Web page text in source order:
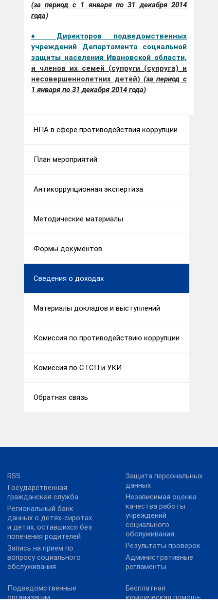
(за период с 1 января по 31 декабря 2014
года)
♦ Директоров подведомственных
учреждений Департамента социальной
защиты населения Ивановской области,
и членов их семей (супруги (супруга) и
несовершеннолетних детей) (за период с
1 января по 31 декабря 2014 года)
НПА в сфере противодействия коррупции
План мероприятий
Антикоррупционная экспертиза
Методические материалы
Формы документов
Сведения о доходах
Материалы докладов и выступлений
Комиссия по противодействию коррупции
Комиссия по СТСП и УКИ
Обратная связь
RSS
Государственная
гражданская служба
Региональный банк
данных о детях-сиротах
и детях, оставшихся без
попечения родителей
Запись на прием по
вопросу социального
обслуживания
Защита персональных
данных
Независимая оценка
качества работы
учреждений
социального
обслуживания
Результаты проверок
Административные
регламенты
Подведомственные
организации
Бесплатная
юридическая помощь